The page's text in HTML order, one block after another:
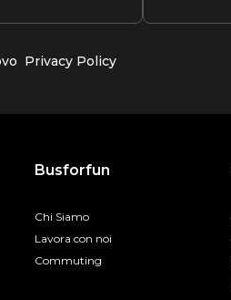
Privacy Policy
Busforfun
Chi Siamo
Lavora con noi
Commuting